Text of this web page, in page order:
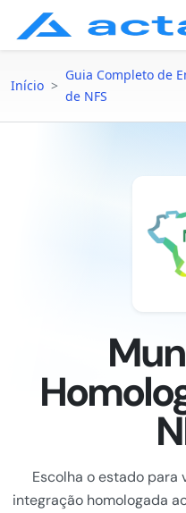
Início >
Guia Completo de
de NFS
Escolha o estado para
integração homologada